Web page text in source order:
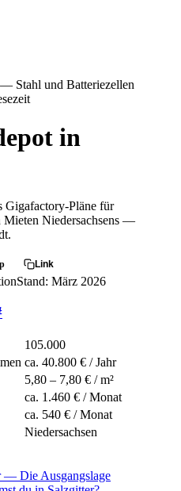
in
Gigafactory-Pläne für
Mieten Niedersachsens —
Link
Stand: März 2026
105.000
ca. 40.800 € / Jahr
5,80 – 7,80 € / m²
ca. 1.460 € / Monat
ca. 540 € / Monat
Niedersachsen
— Die Ausgangslage